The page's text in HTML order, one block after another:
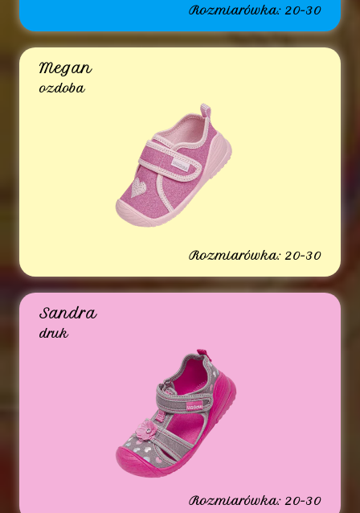
Rozmiarówka: 20-30
Megan
ozdoba
Rozmiarówka: 20-30
Sandra
druk
Rozmiarówka: 20-30